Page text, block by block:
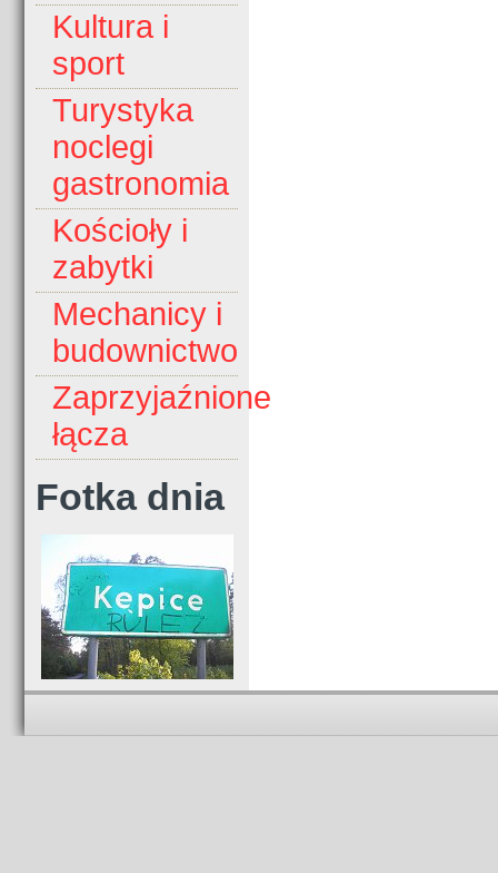
Kultura i
sport
Turystyka
noclegi
gastronomia
Kościoły i
zabytki
Mechanicy i
budownictwo
Zaprzyjaźnione
łącza
Fotka dnia